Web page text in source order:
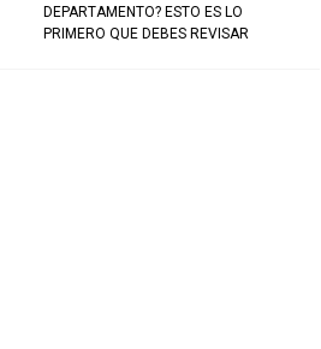
DEPARTAMENTO? ESTO ES LO
PRIMERO QUE DEBES REVISAR